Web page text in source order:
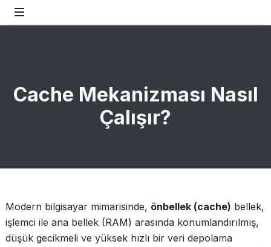
Cache Mekanizması Nasıl
Çalışır?
Modern bilgisayar mimarisinde, önbellek (cache) bellek,
işlemci ile ana bellek (RAM) arasında konumlandırılmış,
düşük gecikmeli ve yüksek hızlı bir veri depolama